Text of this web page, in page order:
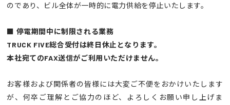
のであり、ビル全体が一時的に電力供給を停止いたします。
■ 停電期間中に制限される業務
TRUCK FIVE総合受付は終日休止となります。
本社宛てのFAX送信がご利用いただけません。
お客様および関係者の皆様には大変ご不便をおかけいたします
が、何卒ご理解とご協力のほど、よろしくお願い申し上げま